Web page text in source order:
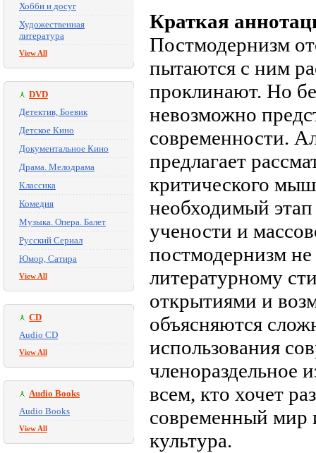
Хобби и досуг
Художественная
литература
View All
DVD
Детектив, Боевик
Детское Кино
Документальное Кино
Драма. Мелодрама
Классика
Комедия
Музыка. Опера. Балет
Русский Сериал
Юмор, Сатира
View All
CD
Audio CD
View All
Audio Books
Audio Books
View All
Краткая
Постмодернизм
пытаются с ним
проклинают. Но
невозможно
современности.
предлагает
критического
необходимый этап
учености и
постмодернизм
литературному
открытиями и
объясняются
использования
членораздельное
всем, кто хочет
современный мир
культура.